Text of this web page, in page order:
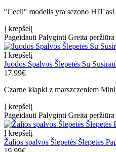
"Cecil" modelis yra sezono
Į krepšelį
Pageidauti Palyginti Greita peržiūra
Į krepšelį
Juodos Spalvos Šlepetės Su
17.99€
Czarne klapki z marszczeniem
Į krepšelį
Pageidauti Palyginti Greita peržiūra
Į krepšelį
Žalios spalvos Šlepetės Šlepetės